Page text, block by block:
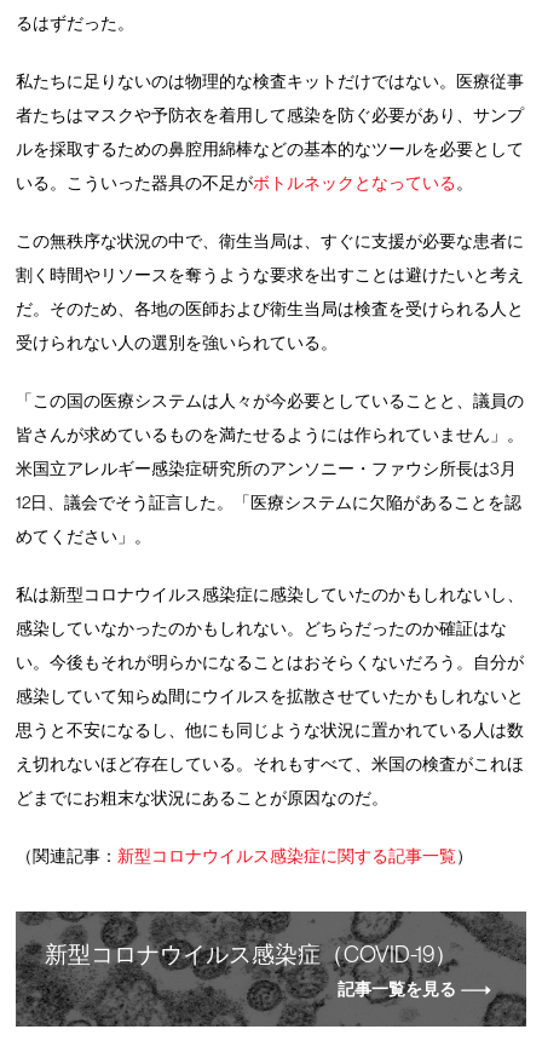
るはずだった。
私たちに足りないのは物理的な検査キットだけではない。医療従事
者たちはマスクや予防衣を着用して感染を防ぐ必要があり、サンプ
ルを採取するための鼻腔用綿棒などの基本的なツールを必要として
いる。こういった器具の不足がボトルネックとなっている。
この無秩序な状況の中で、衛生当局は、すぐに支援が必要な患者に
割く時間やリソースを奪うような要求を出すことは避けたいと考え
だ。そのため、各地の医師および衛生当局は検査を受けられる人と
受けられない人の選別を強いられている。
「この国の医療システムは人々が今必要としていることと、議員の
皆さんが求めているものを満たせるようには作られていません」。
米国立アレルギー感染症研究所のアンソニー・ファウシ所長は3月
12日、議会でそう証言した。「医療システムに欠陥があることを認
めてください」。
私は新型コロナウイルス感染症に感染していたのかもしれないし、
感染していなかったのかもしれない。どちらだったのか確証はな
い。今後もそれが明らかになることはおそらくないだろう。自分が
感染していて知らぬ間にウイルスを拡散させていたかもしれないと
思うと不安になるし、他にも同じような状況に置かれている人は数
え切れないほど存在している。それもすべて、米国の検査がこれほ
どまでにお粗末な状況にあることが原因なのだ。
（関連記事： 新型コロナウイルス感染症に関する記事一覧）
新型 コロナウイルス感染症（COVID-19）
記事一覧を見る